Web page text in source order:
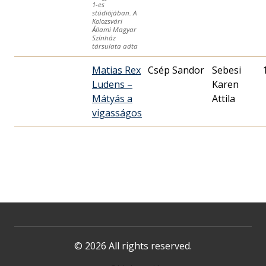
1-es
stúdiójában. A
Kolozsvári
Állami Magyar
Színház
társulata adta
Matias Rex
Ludens –
Mátyás a
vigasságos
Csép Sandor Sebesi
Karen
Attila
© 2026 All rights reserved.